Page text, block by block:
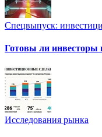
Спецвыпуск:
Готовы ли инвесторы
Исследования рынка